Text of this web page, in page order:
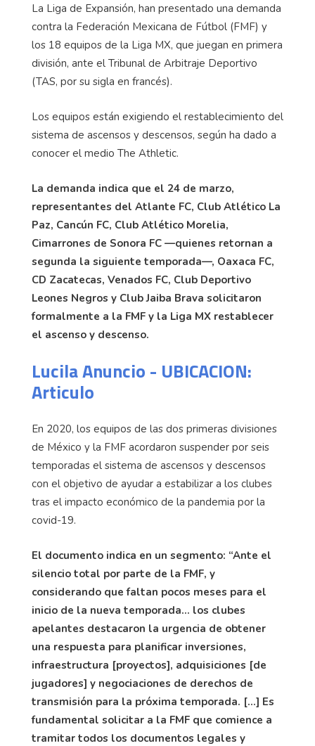
La Liga de Expansión, han presentado una demanda
contra la Federación Mexicana de Fútbol (FMF) y
los 18 equipos de la Liga MX, que juegan en primera
división, ante el Tribunal de Arbitraje Deportivo
(TAS, por su sigla en francés).
Los equipos están exigiendo el restablecimiento del
sistema de ascensos y descensos, según ha dado a
conocer el medio The Athletic.
La demanda indica que el 24 de marzo,
representantes del Atlante FC, Club Atlético La
Paz, Cancún FC, Club Atlético Morelia,
Cimarrones de Sonora FC —quienes retornan a
segunda la siguiente temporada—, Oaxaca FC,
CD Zacatecas, Venados FC, Club Deportivo
Leones Negros y Club Jaiba Brava solicitaron
formalmente a la FMF y la Liga MX restablecer
el ascenso y descenso.
Lucila Anuncio - UBICACION:
Articulo
En 2020, los equipos de las dos primeras divisiones
de México y la FMF acordaron suspender por seis
temporadas el sistema de ascensos y descensos
con el objetivo de ayudar a estabilizar a los clubes
tras el impacto económico de la pandemia por la
covid-19.
El documento indica en un segmento: “Ante el
silencio total por parte de la FMF, y
considerando que faltan pocos meses para el
inicio de la nueva temporada… los clubes
apelantes destacaron la urgencia de obtener
una respuesta para planificar inversiones,
infraestructura [proyectos], adquisiciones [de
jugadores] y negociaciones de derechos de
transmisión para la próxima temporada. [...] Es
fundamental solicitar a la FMF que comience a
tramitar todos los documentos legales y